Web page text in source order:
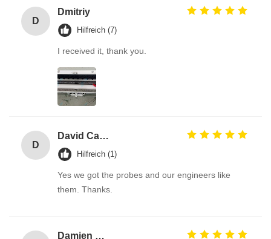
D
Dmitriy
Hilfreich (7)
I received it, thank you.
D
David Calabro
Hilfreich (1)
Yes we got the probes and our engineers like
them. Thanks.
Damien GOURDAIN